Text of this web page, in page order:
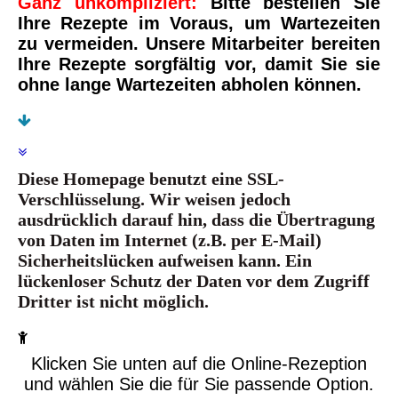
Ihre Rezepte im Voraus, um Wartezeiten
zu vermeiden. Unsere Mitarbeiter bereiten
Ihre Rezepte sorgfältig vor, damit Sie sie
ohne lange Wartezeiten abholen können.
Diese Homepage benutzt eine SSL-
Verschlüsselung. Wir weisen jedoch
ausdrücklich darauf hin, dass die Übertragung
von Daten im Internet (z.B. per E-Mail)
Sicherheitslücken aufweisen kann. Ein
lückenloser Schutz der Daten vor dem Zugriff
Dritter ist nicht möglich.
Klicken Sie unten auf die Online-Rezeption
und wählen Sie die für Sie passende Option.